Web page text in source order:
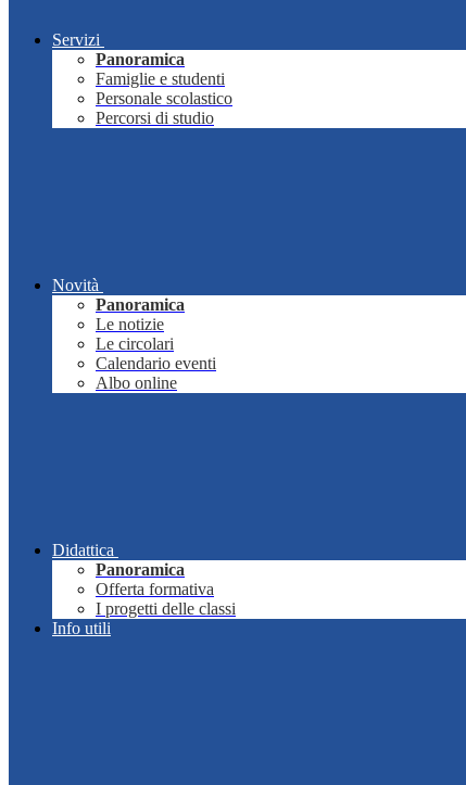
Servizi
Panoramica
Famiglie e studenti
Personale scolastico
Percorsi di studio
Novità
Panoramica
Le notizie
Le circolari
Calendario eventi
Albo online
Didattica
Panoramica
Offerta formativa
I progetti delle classi
Info utili